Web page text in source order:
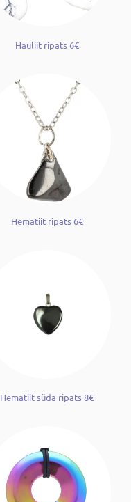
Hauliit ripats 6€
Hematiit ripats 6€
Hematiit süda ripats 8€